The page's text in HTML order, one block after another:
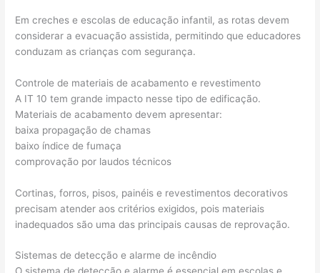
Em creches e escolas de educação infantil, as rotas devem
considerar a evacuação assistida, permitindo que educadores
conduzam as crianças com segurança.
Controle de materiais de acabamento e revestimento
A IT 10 tem grande impacto nesse tipo de edificação.
Materiais de acabamento devem apresentar:
baixa propagação de chamas
baixo índice de fumaça
comprovação por laudos técnicos
Cortinas, forros, pisos, painéis e revestimentos decorativos
precisam atender aos critérios exigidos, pois materiais
inadequados são uma das principais causas de reprovação.
Sistemas de detecção e alarme de incêndio